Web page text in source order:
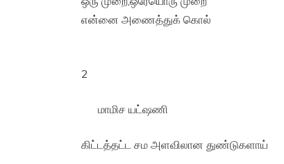
என்னை அணைத்துக் கொல்
2
மாமிச யட்ஷணி
கிட்டத்தட்ட சம அளவிலான துண்டுகளாய்